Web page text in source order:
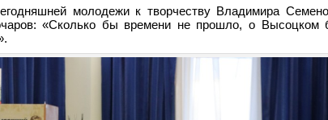
молодежи к творчеству Владимира
«Сколько бы времени не прошло, о Высоцком